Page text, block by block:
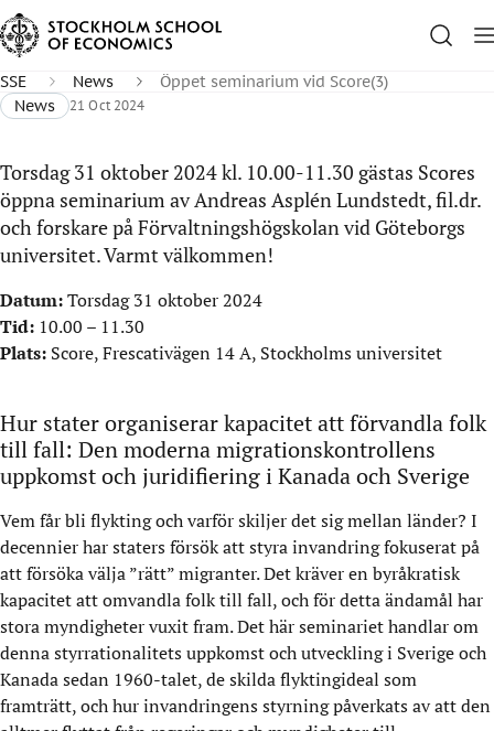
SSE News
Öppet seminarium vid Score(3)
News
21 Oct 2024
Torsdag 31 oktober 2024 kl. 10.00-11.30 gästas Scores
öppna seminarium av Andreas Asplén Lundstedt, fil.dr.
och forskare på Förvaltningshögskolan vid Göteborgs
universitet. Varmt välkommen!
Datum:Torsdag 31 oktober 2024
Tid: 10.00 – 11.30
Plats: Score, Frescativägen 14 A, Stockholms universitet
Hur stater organiserar kapacitet att förvandla folk
till fall: Den moderna migrationskontrollens
uppkomst och juridifiering i Kanada och Sverige
Vem får bli flykting och varför skiljer det sig mellan länder? I
decennier har staters försök att styra invandring fokuserat på
att försöka välja ”rätt” migranter. Det kräver en byråkratisk
kapacitet att omvandla folk till fall, och för detta ändamål har
stora myndigheter vuxit fram. Det här seminariet handlar om
denna styrrationalitets uppkomst och utveckling i Sverige och
Kanada sedan 1960-talet, de skilda flyktingideal som
framträtt, och hur invandringens styrning påverkats av att den